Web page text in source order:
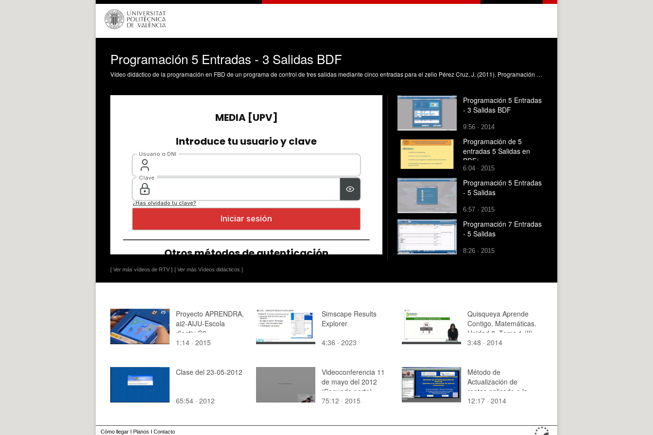
Programación 5 Entradas - 3 Salidas BDF
Vídeo didáctico de la programación en FBD de un programa de control de tres salidas mediante cinco entradas para el zelio Pérez Cruz, J. (2011). Programación 5 Entradas - 3 Salidas BDF. https://riunet.upv.es/handle/10251/10853
[ Ver más vídeos de RTV ] [ Ver más Vídeos didácticos ]
Programación 5 Entradas
- 3 Salidas BDF
9:56 · 2014
Programación de 5
entradas 5 Salidas en
BDF:
6:04 · 2015
Programación 5 Entradas
- 5 Salidas
6:57 · 2015
Programación 7 Entradas
- 5 Salidas
8:26 · 2015
Proyecto APRENDRA,
ai2-AIJU-Escola
d'estiu C9
1:14 · 2015
Simscape Results
Explorer
4:36 · 2023
Quisqueya Aprende
Contigo. Matemáticas.
Unidad 2. Tema 1 (II)
3:48 · 2014
Clase del 23-05-2012
65:54 · 2012
Videoconferencia 11
de mayo del 2012
(Segunda parte)
75:12 · 2015
Método de
Actualización de
rentas aplicado a la
valoración de activos
12:17 · 2014
Cómo llegar I Planos I Contacto